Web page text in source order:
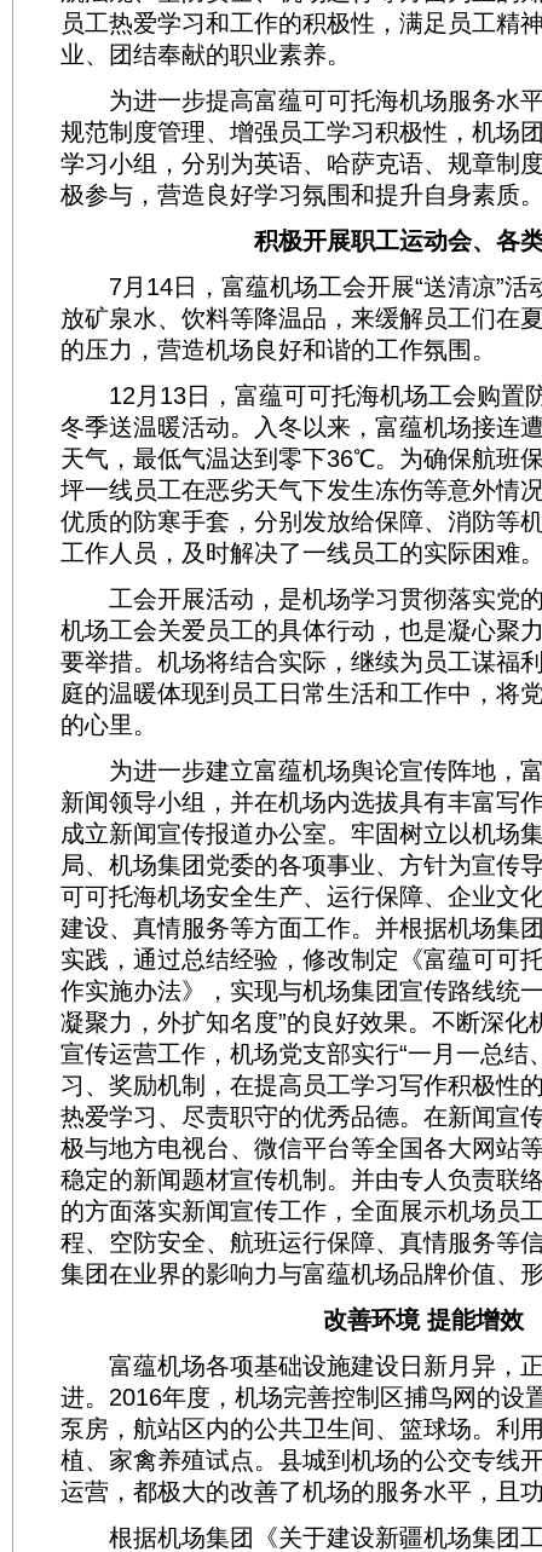
员工热爱学习和工作的积极性，满足员工精
业、团结奉献的职业素养。
为进一步提高富蕴可可托海机场服务水
规范制度管理、增强员工学习积极性，机场
学习小组，分别为英语、哈萨克语、规章制
极参与，营造良好学习氛围和提升自身素质
积极开展职工运动会、各
7月14日，富蕴机场工会开展“送清凉”活
放矿泉水、饮料等降温品，来缓解员工们在
的压力，营造机场良好和谐的工作氛围。
12月13日，富蕴可可托海机场工会购置
冬季送温暖活动。入冬以来，富蕴机场接连
天气，最低气温达到零下36℃。为确保航班
坪一线员工在恶劣天气下发生冻伤等意外情
优质的防寒手套，分别发放给保障、消防等
工作人员，及时解决了一线员工的实际困难
工会开展活动，是机场学习贯彻落实党
机场工会关爱员工的具体行动，也是凝心聚
要举措。机场将结合实际，继续为员工谋福
庭的温暖体现到员工日常生活和工作中，将
的心里。
为进一步建立富蕴机场舆论宣传阵地，
新闻领导小组，并在机场内选拔具有丰富写
成立新闻宣传报道办公室。牢固树立以机场
局、机场集团党委的各项事业、方针为宣传
可可托海机场安全生产、运行保障、企业文
建设、真情服务等方面工作。并根据机场集
实践，通过总结经验，修改制定《富蕴可可
作实施办法》，实现与机场集团宣传路线统
凝聚力，外扩知名度”的良好效果。不断深化
宣传运营工作，机场党支部实行“一月一总结
习、奖励机制，在提高员工学习写作积极性
热爱学习、尽责职守的优秀品德。在新闻宣
极与地方电视台、微信平台等全国各大网站
稳定的新闻题材宣传机制。并由专人负责联
的方面落实新闻宣传工作，全面展示机场员
程、空防安全、航班运行保障、真情服务等
集团在业界的影响力与富蕴机场品牌价值、
改善环境 提能增效
富蕴机场各项基础设施建设日新月异，
进。2016年度，机场完善控制区捕鸟网的设
泵房，航站区内的公共卫生间、篮球场。利
植、家禽养殖试点。县城到机场的公交专线
运营，都极大的改善了机场的服务水平，且
根据机场集团《关于建设新疆机场集团